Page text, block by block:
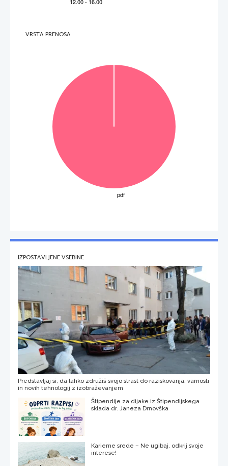
VRSTA PRENOSA
IZPOSTAVLJENE VSEBINE
Predstavljaj si, da lahko združiš svojo strast do raziskovanja, varnosti
in novih tehnologij z izobraževanjem
Štipendije za dijake iz Štipendijskega
sklada dr. Janeza Drnovška
Karierne srede – Ne ugibaj, odkrij svoje
interese!